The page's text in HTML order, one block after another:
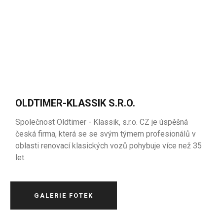
OLDTIMER-KLASSIK S.R.O.
Společnost Oldtimer - Klassik, s.r.o. CZ je úspěšná
česká firma, která se se svým týmem profesionálů v
oblasti renovací klasických vozů pohybuje více než 35
let.
GALERIE FOTEK